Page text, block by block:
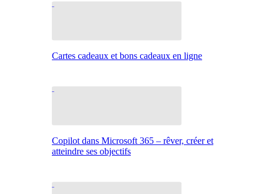
Cartes cadeaux et bons cadeaux en ligne
Copilot dans Microsoft 365 – rêver, créer et
atteindre ses objectifs